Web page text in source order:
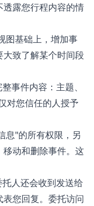
露您行程内容的情
图基础上，增加事
致了解某个时间段
事件内容：主题、
对您信任的人授予
息"的所有权限，另
动和删除事件。这
人还会收到发送给
您回复。委托访问